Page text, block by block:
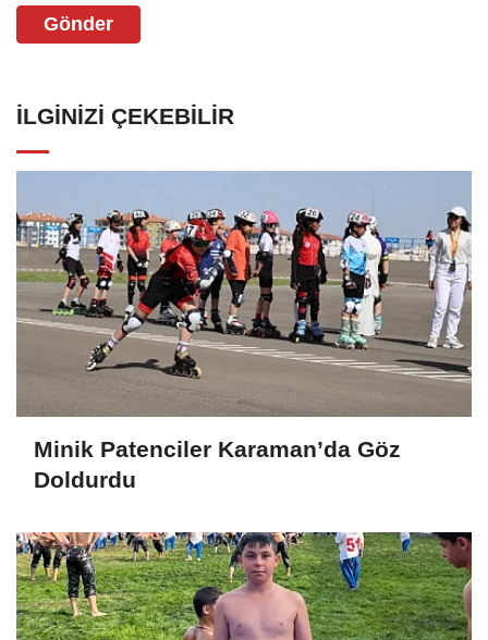
Gönder
İLGINIZI ÇEKEBILIR
Minik Patenciler Karaman’da Göz
Doldurdu